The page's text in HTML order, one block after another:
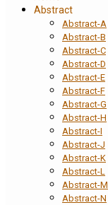
Abstract
Abstract-A
Abstract-B
Abstract-C
Abstract-D
Abstract-E
Abstract-F
Abstract-G
Abstract-H
Abstract-I
Abstract-J
Abstract-K
Abstract-L
Abstract-M
Abstract-N